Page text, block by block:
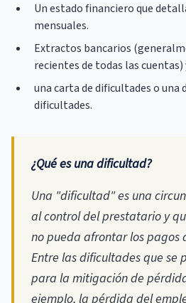
Un estado financiero que
mensuales.
Extractos bancarios
recientes de todas las cuentas)
una carta de dificultades o una
dificultades.
¿Qué es una dificultad?
Una "dificultad" es una
al control del prestatario y
no pueda afrontar los pagos
Entre las dificultades que se
para la mitigación de
ejemplo, la pérdida del